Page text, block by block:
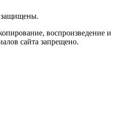
защищены.
воспроизведение и
сайта запрещено.